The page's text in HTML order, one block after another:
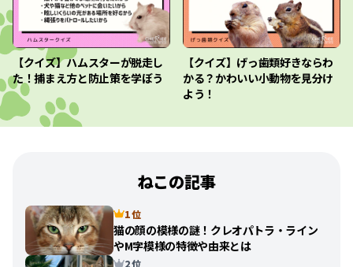
【クイズ】ハムスターが脱走し
た！捕まえ方と防止策を学ぼう
【クイズ】げっ歯類好きならわ
かる？かわいい小動物を見分け
よう！
ねこの記事
1 位
猫の顔の模様の謎！クレオパトラ・ライン
やM字模様の特徴や由来とは
2 位